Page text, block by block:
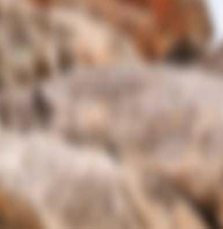
Canada